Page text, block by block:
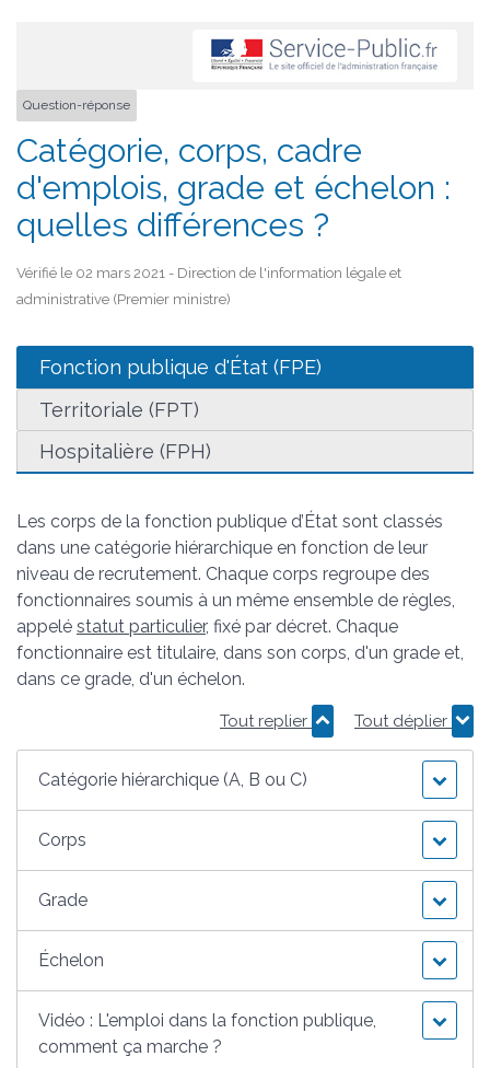
Question-réponse
Catégorie, corps, cadre
d'emplois, grade et échelon :
quelles différences ?
Vérifié le 02 mars 2021 - Direction de l'information légale et
administrative (Premier ministre)
Fonction publique d'État (FPE)
Territoriale (FPT)
Hospitalière (FPH)
Les corps de la fonction publique d’État sont classés
dans une catégorie hiérarchique en fonction de leur
niveau de recrutement. Chaque corps regroupe des
fonctionnaires soumis à un même ensemble de règles,
appelé statut particulier, fixé par décret. Chaque
fonctionnaire est titulaire, dans son corps, d'un grade et,
dans ce grade, d'un échelon.
Tout replier Tout déplier
Catégorie hiérarchique (A, B ou C)
Corps
Grade
Échelon
Vidéo : L'emploi dans la fonction publique,
comment ça marche ?